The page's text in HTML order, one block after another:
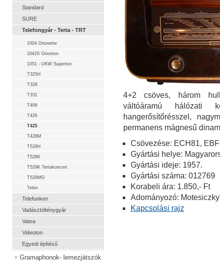
Standard
SURE
Telefongyár - Terta - TRT
1004 Orionette
1042II Orionton
1051 - UKW Superton
T325H
T328
T331
T406
T426
T425
T426M
T528H
T528K
T529K Tertakoncert
T529MG
Telon
Telefunken
Vadásztölténygyár
Vatea
Videoton
Egyedi építésű
Gramaphonok- lemezjátszók
4+2 csöves, három
váltóáramú hálózati
hangerősítőrésszel,
permanens mágnesű
Csövezése: ECH81,
Gyártási helye:
Gyártási ideje: 1957.
Gyártási száma: 012769
Korabeli ára: 1.850,- Ft
Adományozó:
Kapcsolási rajz